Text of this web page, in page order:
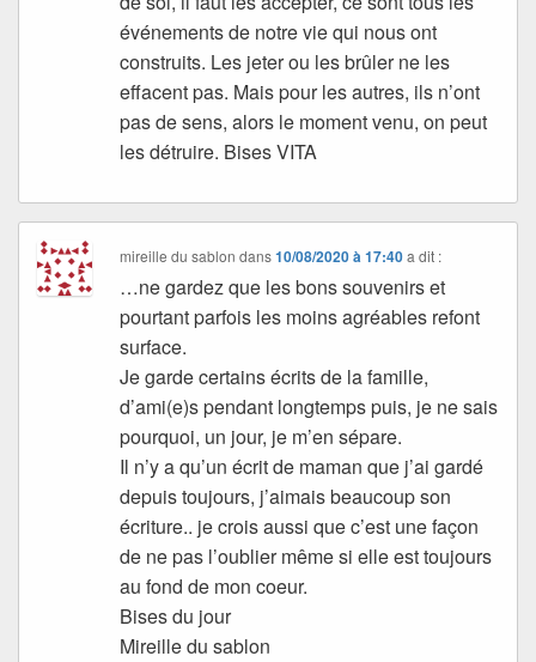
événements de notre vie qui nous ont
construits. Les jeter ou les brûler ne les
effacent pas. Mais pour les autres, ils n’ont
pas de sens, alors le moment venu, on peut
les détruire. Bises VITA
mireille du sablon dans10/08/2020 à 17:40 a dit :
…ne gardez que les bons souvenirs et
pourtant parfois les moins agréables refont
surface.
Je garde certains écrits de la famille,
d’ami(e)s pendant longtemps puis, je ne sais
pourquoi, un jour, je m’en sépare.
Il n’y a qu’un écrit de maman que j’ai gardé
depuis toujours, j’aimais beaucoup son
écriture.. je crois aussi que c’est une façon
de ne pas l’oublier même si elle est toujours
au fond de mon coeur.
Bises du jour
Mireille du sablon